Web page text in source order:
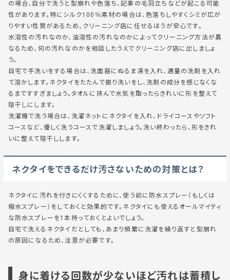
の場合、自分で洗うと型崩れや色落ち、記事の毛羽立ちなどが起こる可能
性があります。特にシルク100％素材の場合は、色落ちしやすくシミが広が
りやすい性質があるため、クリーニング店に任せるほうが安心です。
水溶性の汚れなのか、油溶性の汚れなのかによってクリーニング方法が異
なるため、何の汚れなのかを相談したうえでクリーニング店に出しましょ
う。
自宅で手洗いをする場合は、洗面器にぬるま湯を入れ、適量の洗剤を入れ
て溶かします。ネクタイをたたんで振り洗いをし、洗剤の成分を感じなくな
るまですすぎましょう。タオルに挟んで水気を取ったらきれいに形を整えて
陰干しにします。
洗濯機で洗う場合は、洗濯ネットにネクタイを入れ、ドライコースやソフト
コースなど、優しく洗うコースで洗濯しましょう。洗い終わったら、形をきれ
いに整えて陰干しします。
ネクタイをできるだけ汚さないための対策とは？
ネクタイに汚れを付きにくくするために、使う前に防水スプレー（もしくは
撥水スプレー）をしておくと効果的です。ネクタイにも使えるオールマイティ
な防水スプレーを1本持っておくとよいでしょう。
自宅で洗えるネクタイだとしても、あまり頻繁に洗濯を繰り返すと型崩れ
の原因になるため、注意が必要です。
身に着ける回数が少ないほど汚れは蓄積し